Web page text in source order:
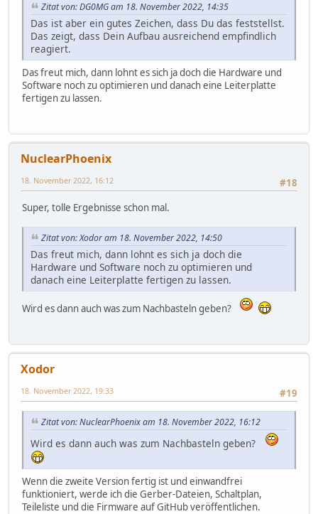
Zitat von: DG0MG am 18. November 2022, 14:35
Das ist aber ein gutes Zeichen, dass Du das feststellst.
Das zeigt, dass Dein Aufbau ausreichend empfindlich
reagiert.
Das freut mich, dann lohnt es sich ja doch die Hardware und
Software noch zu optimieren und danach eine Leiterplatte
fertigen zu lassen.
NuclearPhoenix
#18
18. November 2022, 16:12
Super, tolle Ergebnisse schon mal.
Zitat von: Xodor am 18. November 2022, 14:50
Das freut mich, dann lohnt es sich ja doch die
Hardware und Software noch zu optimieren und
danach eine Leiterplatte fertigen zu lassen.
Wird es dann auch was zum Nachbasteln geben?
Xodor
#19
18. November 2022, 19:33
Zitat von: NuclearPhoenix am 18. November 2022, 16:12
Wird es dann auch was zum Nachbasteln geben?
Wenn die zweite Version fertig ist und einwandfrei
funktioniert, werde ich die Gerber-Dateien, Schaltplan,
Teileliste und die Firmware auf GitHub veröffentlichen.